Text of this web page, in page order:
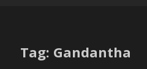
Tag: Gandantha